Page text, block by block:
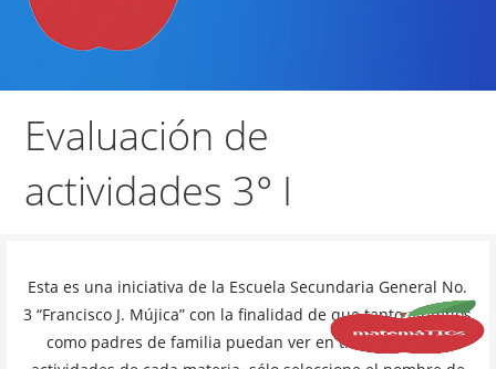
MatemáTICs
Evaluación de
actividades 3° I
Esta es una iniciativa de la Escuela Secundaria General No.
3 “Francisco J. Mújica” con la finalidad de que tanto alumnos
como padres de familia puedan ver en tiempo real las